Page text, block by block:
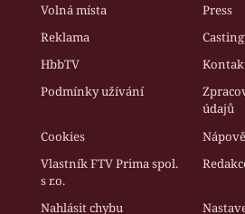
Volná místa
Press
Reklama
HbbTV
Podmínky užívání
údajů
Cookies
Vlastník FTV Prima spol.
s r.o.
Nahlásit chybu